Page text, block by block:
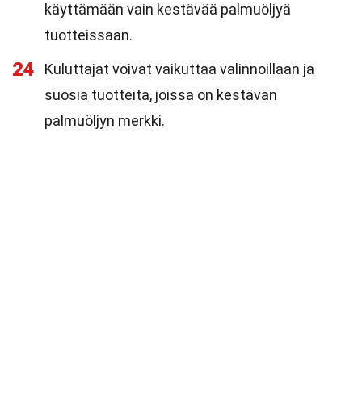
käyttämään vain kestävää palmuöljyä
tuotteissaan.
24
Kuluttajat voivat vaikuttaa valinnoillaan ja
suosia tuotteita, joissa on kestävän
palmuöljyn merkki.